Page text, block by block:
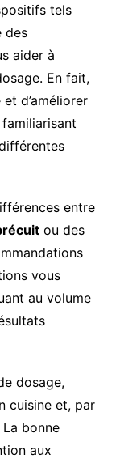
tels
des
aider à
En fait,
d’améliorer
entre
ou des
vous
au volume
dosage,
cuisine et, par
bonne
aux